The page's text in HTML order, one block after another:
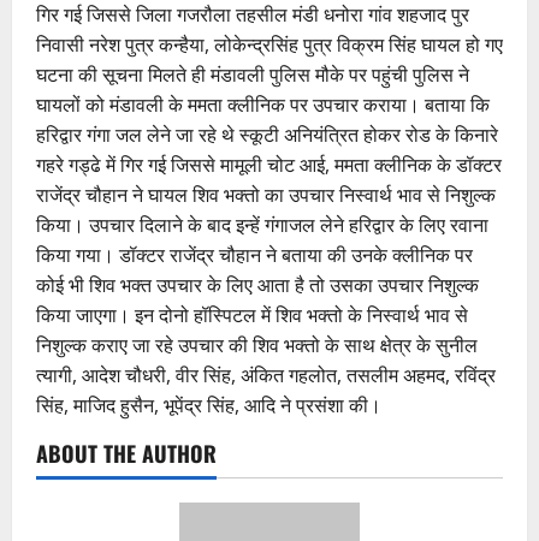
गिर गई जिससे जिला गजरौला तहसील मंडी धनोरा गांव शहजाद पुर
निवासी नरेश पुत्र कन्हैया, लोकेन्द्रसिंह पुत्र विक्रम सिंह घायल हो गए
घटना की सूचना मिलते ही मंडावली पुलिस मौके पर पहुंची पुलिस ने
घायलों को मंडावली के ममता क्लीनिक पर उपचार कराया। बताया कि
हरिद्वार गंगा जल लेने जा रहे थे स्कूटी अनियंत्रित होकर रोड के किनारे
गहरे गड्ढे में गिर गई जिससे मामूली चोट आई, ममता क्लीनिक के डॉक्टर
राजेंद्र चौहान ने घायल शिव भक्तो का उपचार निस्वार्थ भाव से निशुल्क
किया। उपचार दिलाने के बाद इन्हें गंगाजल लेने हरिद्वार के लिए रवाना
किया गया। डॉक्टर राजेंद्र चौहान ने बताया की उनके क्लीनिक पर
कोई भी शिव भक्त उपचार के लिए आता है तो उसका उपचार निशुल्क
किया जाएगा। इन दोनो हॉस्पिटल में शिव भक्तो के निस्वार्थ भाव से
निशुल्क कराए जा रहे उपचार की शिव भक्तो के साथ क्षेत्र के सुनील
त्यागी, आदेश चौधरी, वीर सिंह, अंकित गहलोत, तसलीम अहमद, रविंद्र
सिंह, माजिद हुसैन, भूपेंद्र सिंह, आदि ने प्रसंशा की।
ABOUT THE AUTHOR